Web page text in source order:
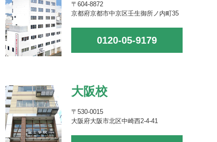
〒604-8872
京都府京都市中京区壬生御所ノ内町35
0120-05-9179
大阪校
〒530-0015
大阪府大阪市北区中崎西2-4-41